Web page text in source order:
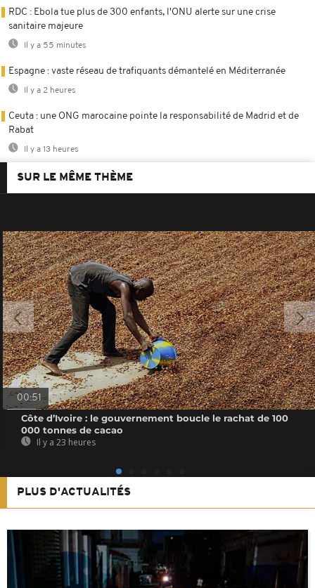
RDC : Ebola tue plus de 300 enfants, l'ONU alerte sur une crise
sanitaire majeure
Il y a 55 minutes
Espagne : vaste réseau de trafiquants démantelé en Méditerranée
Il y a 2 heures
Ceuta : une ONG marocaine pointe la responsabilité de Madrid et de
Rabat
Il y a 13 heures
SUR LE MÊME THÈME
00:51
Côte d’Ivoire : le gouvernement boucle le rachat de 100
000 tonnes de cacao
Il y a 23 heures
PLUS D'ACTUALITÉS